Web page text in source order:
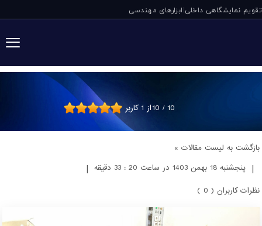
تقویم نمایشگاهی داخلی|ابزارهای مهندسی
جعبه محافظ 10 / 10 از 1کاربر
بازگشت به لیست مقالات »
| پنجشنبه 18 بهمن 1403 در ساعت 20 : 33 دقیقه |
نظرات کاربران ( 0 )